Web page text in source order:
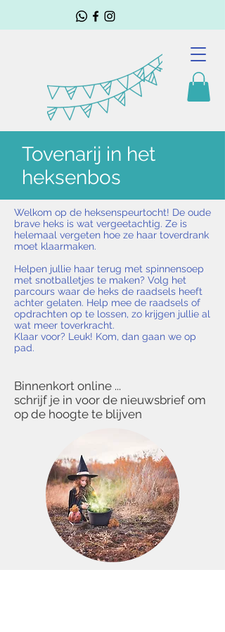
Tovenarij in het
heksenbos
Welkom op de heksenspeurtocht! De oude
brave heks is wat vergeetachtig. Ze is
helemaal vergeten hoe ze haar toverdrank
moet klaarmaken.
Helpen jullie haar terug met spinnensoep
met snotballetjes te maken? Volg het
parcours waar de heks de raadsels heeft
achter gelaten. Help mee de raadsels of
opdrachten op te lossen, zo krijgen jullie al
wat meer toverkracht.
Klaar voor? Leuk! Kom, dan gaan we op
pad.
Binnenkort online ...
schrijf je in voor de nieuwsbrief om
op de hoogte te blijven